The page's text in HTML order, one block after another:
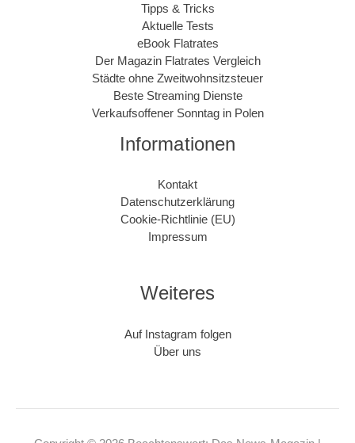
Tipps & Tricks
Aktuelle Tests
eBook Flatrates
Der Magazin Flatrates Vergleich
Städte ohne Zweitwohnsitzsteuer
Beste Streaming Dienste
Verkaufsoffener Sonntag in Polen
Informationen
Kontakt
Datenschutzerklärung
Cookie-Richtlinie (EU)
Impressum
Weiteres
Auf Instagram folgen
Über uns